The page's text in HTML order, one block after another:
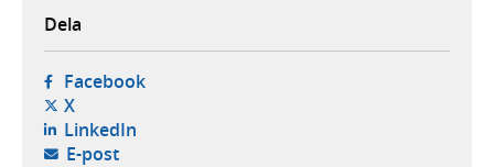
Dela
Facebook- öppnas i ny flik, extern webbplats,
X- öppnas i ny flik, extern webbplats,
LinkedIn- öppnas i ny flik, extern webbplats,
E-post- öppnar din e-postklient,